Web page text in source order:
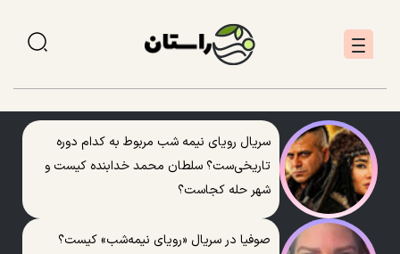
سریال رویای نیمه شب مربوط به کدام دوره
تاریخی‌ست؟ سلطان محمد خدابنده کیست و
شهر حله کجاست؟
صوفیا در سریال «رویای نیمه‌شب» کیست؟